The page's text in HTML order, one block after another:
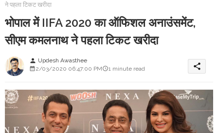
ने पहला टिकट खरीदा
भोपाल में IIFA 2020 का ऑफिशल अनाउंसमेंट,
सीएम कमलनाथ ने पहला टिकट खरीदा
person Updesh Awasthee
2/03/2020 06:47:00 PM
1 minute read share